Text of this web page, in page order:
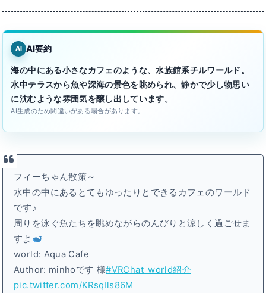
AI AI要約
海の中にある小さなカフェのような、水族館系チルワールド。
水中テラスから魚や深海の景色を眺められ、静かで少し物思い
に沈むような雰囲気を醸し出しています。
AI生成のため間違いがある場合があります。
フィーちゃん散策～
水中の中にあるとてもゆったりとできるカフェのワールド
です♪
周りを泳ぐ魚たちを眺めながらのんびりと涼しく過ごせま
すよ
world: Aqua Cafe
Author: minhoです 様#VRChat_world紹介
pic.twitter.com/KRsqIls86M